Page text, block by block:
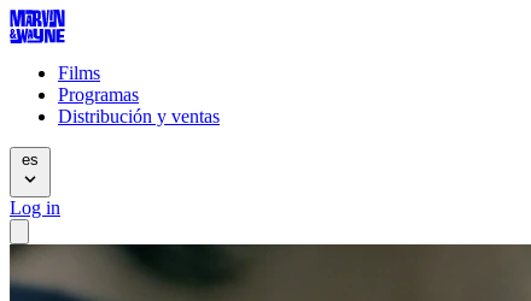
Films
Programas
Distribución y ventas
es
Log in